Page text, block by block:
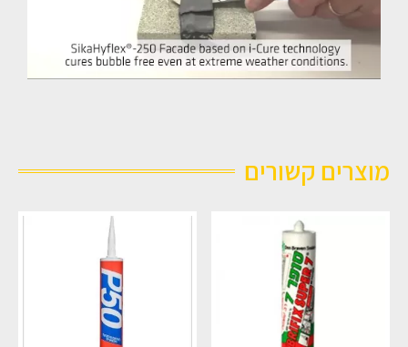
מוצרים קשורים